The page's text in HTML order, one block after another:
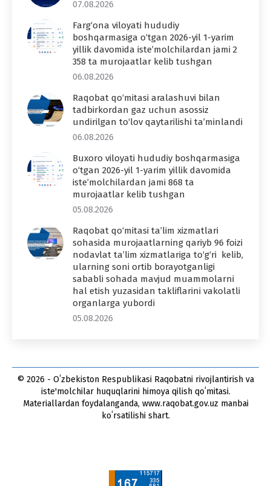
07.08.2026
Farg‘ona viloyati hududiy
boshqarmasiga o‘tgan 2026-yil 1-yarim
yillik davomida iste’molchilardan jami 2
358 ta murojaatlar kelib tushgan
06.08.2026
Raqobat qo‘mitasi aralashuvi bilan
tadbirkordan gaz uchun asossiz
undirilgan to‘lov qaytarilishi ta’minlandi
06.08.2026
Buxoro viloyati hududiy boshqarmasiga
o‘tgan 2026-yil 1-yarim yillik davomida
iste’molchilardan jami 868 ta
murojaatlar kelib tushgan
05.08.2026
Raqobat qo‘mitasi ta’lim xizmatlari
sohasida murojaatlarning qariyb 96 foizi
nodavlat ta’lim xizmatlariga to‘g‘ri kelib,
ularning soni ortib borayotganligi
sababli sohada mavjud muammolarni
hal etish yuzasidan takliflarini vakolatli
organlarga yubordi
05.08.2026
© 2026 - Oʻzbekiston Respublikasi Raqobatni rivojlantirish va
iste'molchilar huquqlarini himoya qilish qoʻmitasi.
Materiallardan foydalanganda, www.raqobat.gov.uz manbai
koʻrsatilishi shart.